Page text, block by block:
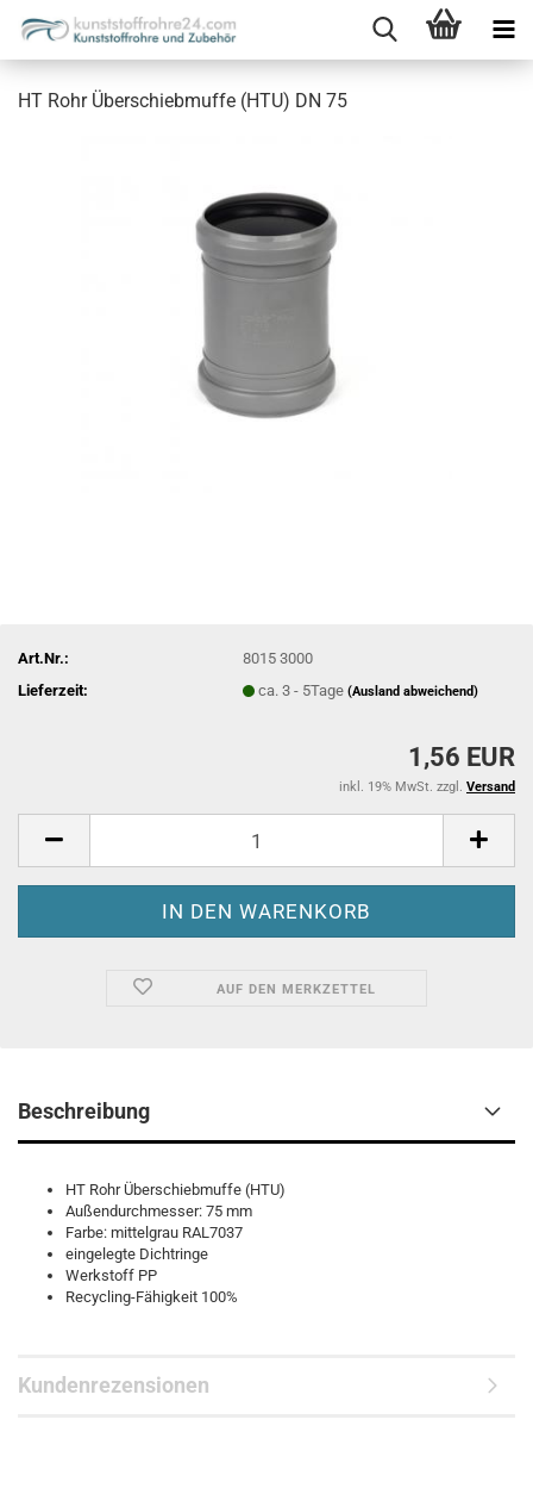
HT Rohr Überschiebmuffe (HTU) DN 75
Art.Nr.:
8015 3000
Lieferzeit:
ca. 3 - 5Tage(Ausland abweichend)
1,56 EUR
inkl. 19% MwSt. zzgl. Versand
AUF DEN MERKZETTEL
Beschreibung
HT Rohr Überschiebmuffe (HTU)
Außendurchmesser: 75 mm
Farbe: mittelgrau RAL7037
eingelegte Dichtringe
Werkstoff PP
Recycling-Fähigkeit 100%
Kundenrezensionen